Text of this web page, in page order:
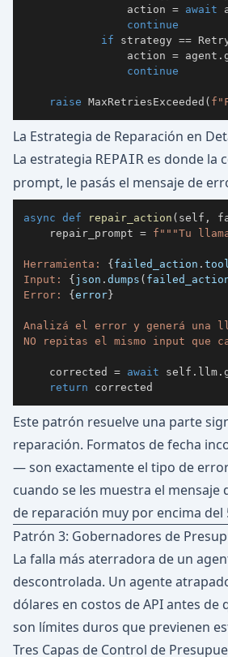
                action
= await
continue
if strategy ==
                action
= agent .
continue
raise MaxRetriesExceeded (
La Estrategia de Reparación en
La estrategia REPAIR es donde la
prompt, le pasás el mensaje de
async def repair_action ( self ,
    repair_prompt
=
Herramienta: {failed_action .
Input: {json . dumps (
Error: {error}
NO repitas el mismo input que
    corrected
= await self . llm .
return corrected
Este patrón resuelve una parte
reparación. Formatos de fecha
— son exactamente el tipo de
cuando se les muestra el
de reparación muy por encima del
Patrón 3: Gobernadores de
La falla más aterradora de un
descontrolada. Un agente
dólares en costos de API antes
son límites duros que previenen
Tres Capas de Control de